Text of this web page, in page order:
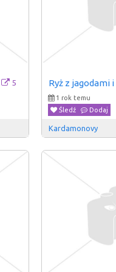
5 Ryż z jagodami
1 rok temu
Śledź
Dodaj
Kardamonovy